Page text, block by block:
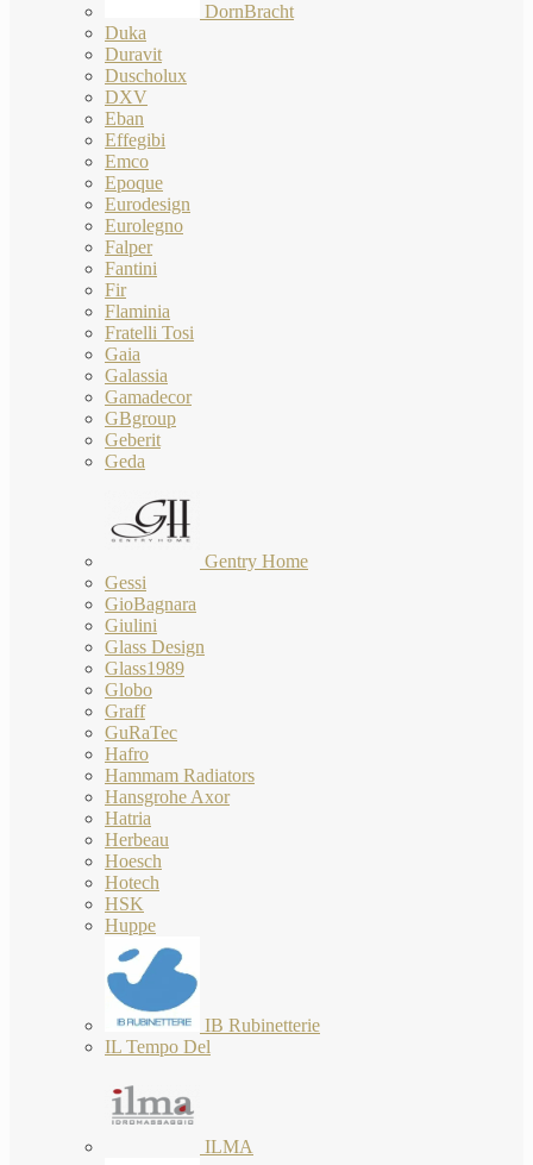
DornBracht
Duka
Duravit
Duscholux
DXV
Eban
Effegibi
Emco
Epoque
Eurodesign
Eurolegno
Falper
Fantini
Fir
Flaminia
Fratelli Tosi
Gaia
Galassia
Gamadecor
GBgroup
Geberit
Geda
Gentry Home
Gessi
GioBagnara
Giulini
Glass Design
Glass1989
Globo
Graff
GuRaTec
Hafro
Hammam Radiators
Hansgrohe Axor
Hatria
Herbeau
Hoesch
Hotech
HSK
Huppe
IB Rubinetterie
IL Tempo Del
ILMA